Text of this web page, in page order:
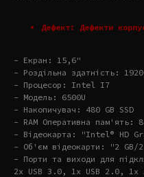
Дефект: Дефекти
- Екран: 15,6"
- Роздільна здатність:
- Процесор: Intel I7
- Модель: 6500U
- Накопичувач: 480 GB SSD
- RAM Оперативна пам'ять: 8
- Відеокарта: "Intel® HD
- Об'єм відеокарти: "2 GB/2
- Порти та виходи для
2x USB 3.0, 1x USB 2.0, 1x